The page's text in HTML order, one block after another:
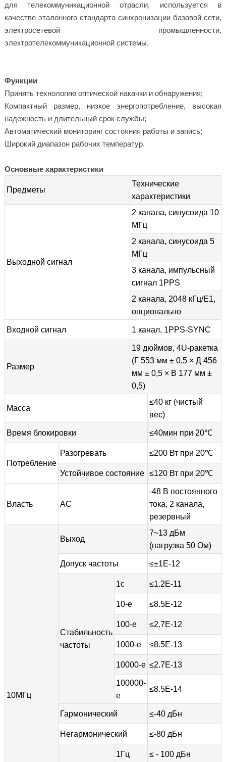
для телекоммуникационной отрасли, используется в
качестве эталонного стандарта синхронизации базовой сети,
электросетевой промышленности,
электротелекоммуникационной системы.
Функции
Принять технологию оптической накачки и обнаружения;
Компактный размер, низкое энергопотребление, высокая
надежность и длительный срок службы;
Автоматический мониторинг состояния работы и запись;
Широкий диапазон рабочих температур.
Основные характеристики
Предметы
Технические
характеристики
Выходной сигнал
2 канала, синусоида 10
МГц
2 канала, синусоида 5
МГц
3 канала, импульсный
сигнал 1PPS
2 канала, 2048 кГц/E1,
опционально
Входной сигнал 1 канал, 1PPS-SYNC
Размер
19 дюймов, 4U-ракетка
(Г 553 мм ± 0,5 × Д 456
мм ± 0,5 × В 177 мм ±
0,5)
Масса
≤40 кг (чистый
вес)
Время блокировки ≤40мин при 20℃
Потребление
Разогревать ≤200 Вт при 20℃
Устойчивое состояние ≤120 Вт при 20℃
Власть АС
-48 В постоянного
тока, 2 канала,
резервный
10МГц
Выход
7~13 дБм
(нагрузка 50 Ом)
Допуск частоты ≤±1E-12
Стабильность
частоты
1с ≤1.2E-11
10-е ≤8.5E-12
100-е ≤2.7E-12
1000-е ≤8.5E-13
10000-е ≤2.7E-13
100000-
е
≤8.5E-14
Гармонический ≤-40 дБн
Негармонический ≤-80 дБн
1Гц ≤ - 100 дБн